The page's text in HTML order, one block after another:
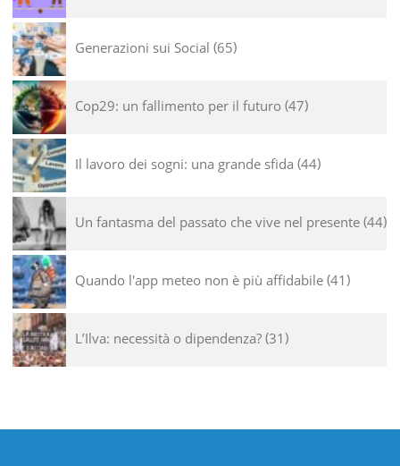
Generazioni sui Social 65
Cop29: un fallimento per il futuro 47
Il lavoro dei sogni: una grande sfida 44
Un fantasma del passato che vive nel presente 44
Quando l'app meteo non è più affidabile 41
L’Ilva: necessità o dipendenza? 31